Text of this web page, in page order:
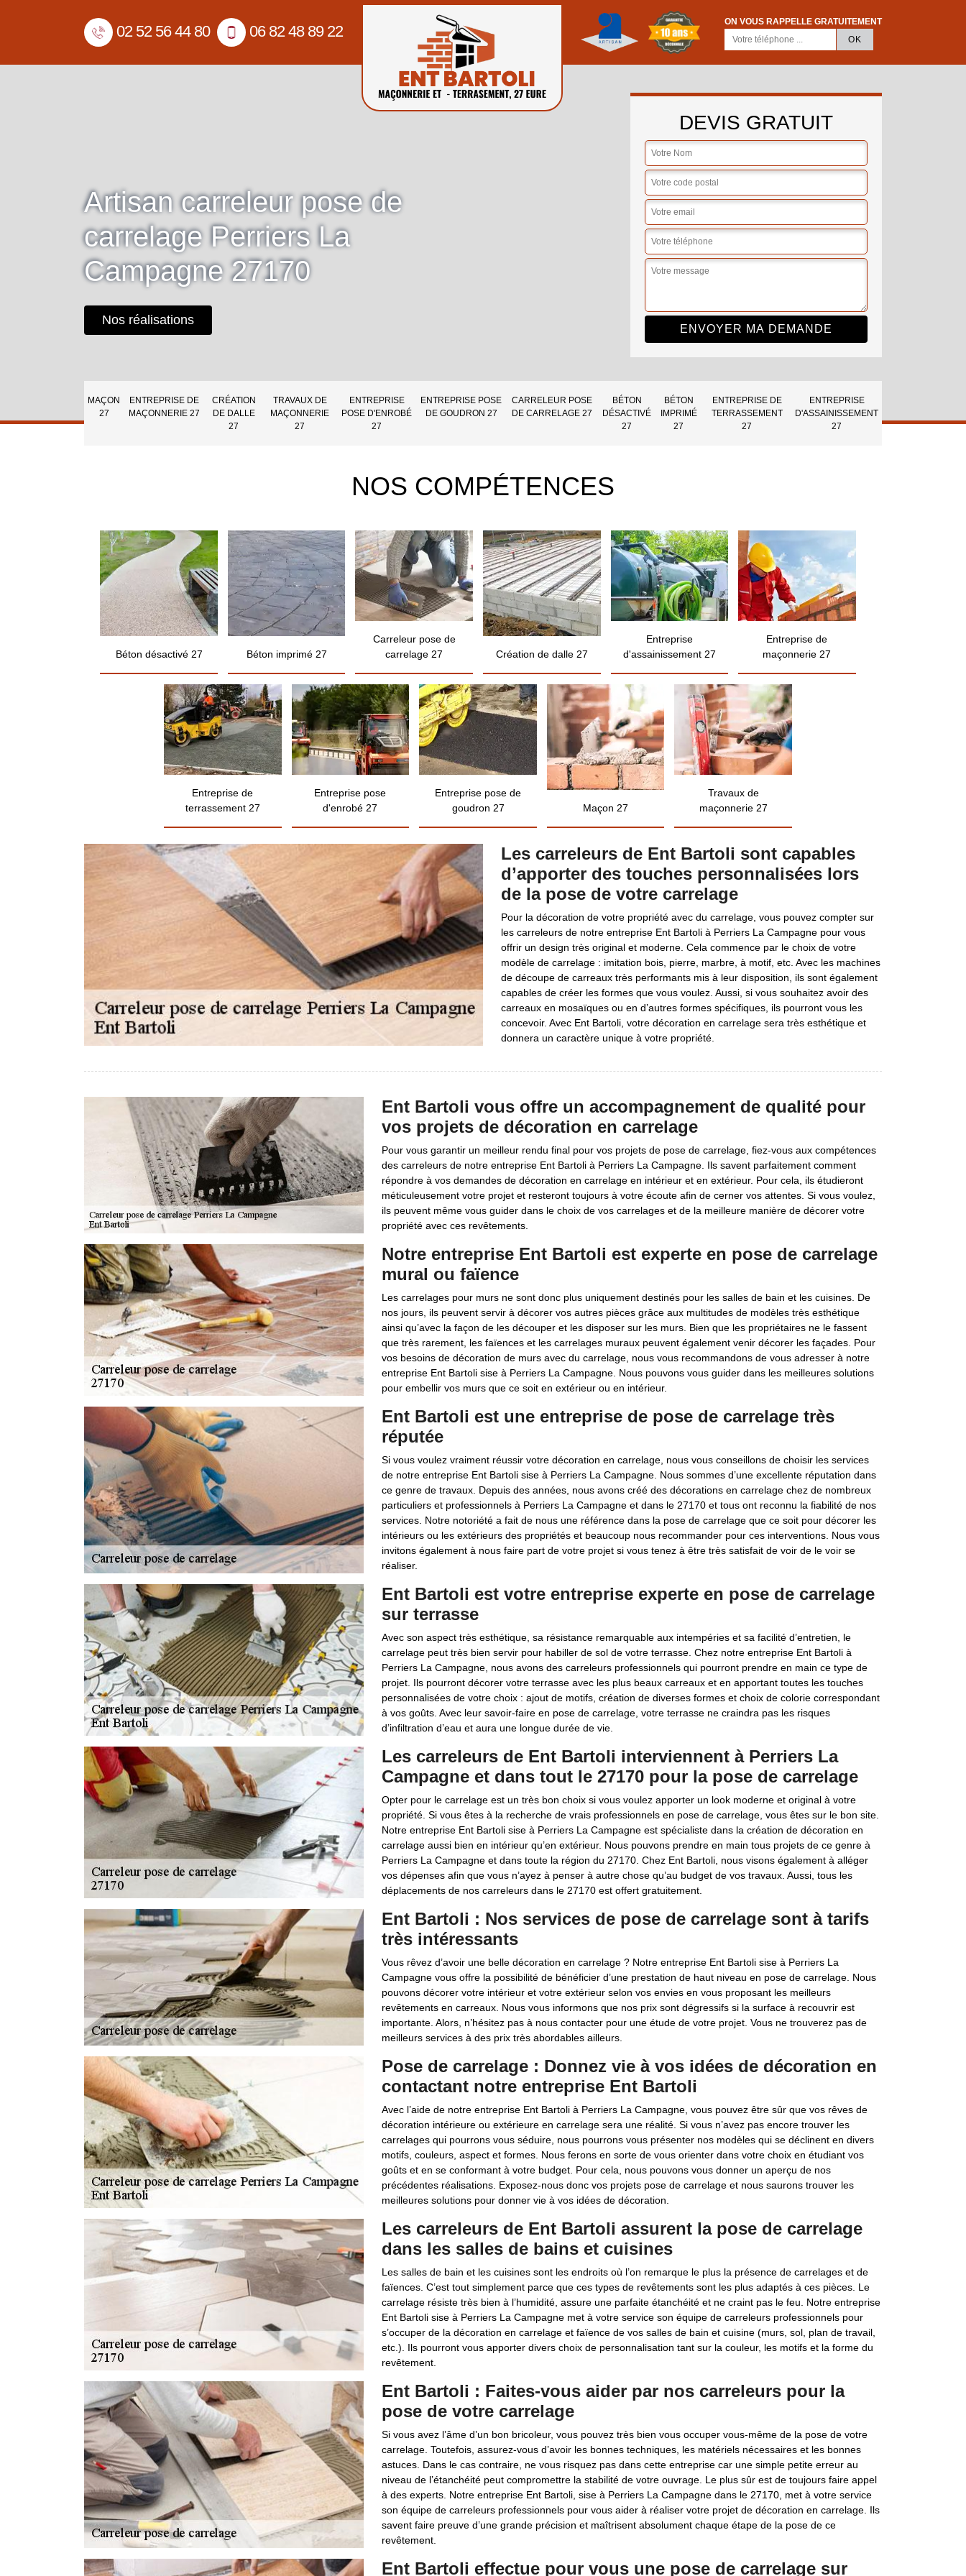
02 52 56 44 80 06 82 48 89 22
ON VOUS RAPPELLE GRATUITEMENT
Artisan carreleur pose de
carrelage Perriers La
Campagne 27170
Nos réalisations
DEVIS GRATUIT
MAÇON
27
ENTREPRISE DE
MAÇONNERIE 27
CRÉATION
DE DALLE
27
TRAVAUX DE
MAÇONNERIE
27
ENTREPRISE
POSE D'ENROBÉ
27
ENTREPRISE POSE
DE GOUDRON 27
CARRELEUR POSE
DE CARRELAGE 27
BÉTON
DÉSACTIVÉ
27
BÉTON
IMPRIMÉ
27
ENTREPRISE DE
TERRASSEMENT
27
ENTREPRISE
D'ASSAINISSEMENT
27
NOS COMPÉTENCES
Béton désactivé 27 Béton imprimé 27
Carreleur pose de
carrelage 27
Création de dalle 27
Entreprise
d'assainissement 27
Entreprise de
maçonnerie 27
Entreprise de
terrassement 27
Entreprise pose
d'enrobé 27
Entreprise pose de
goudron 27
Maçon 27
Travaux de
maçonnerie 27
Les carreleurs de Ent Bartoli sont capables
d’apporter des touches personnalisées lors
de la pose de votre carrelage
Pour la décoration de votre propriété avec du carrelage, vous pouvez compter sur
les carreleurs de notre entreprise Ent Bartoli à Perriers La Campagne pour vous
offrir un design très original et moderne. Cela commence par le choix de votre
modèle de carrelage : imitation bois, pierre, marbre, à motif, etc. Avec les machines
de découpe de carreaux très performants mis à leur disposition, ils sont également
capables de créer les formes que vous voulez. Aussi, si vous souhaitez avoir des
carreaux en mosaïques ou en d’autres formes spécifiques, ils pourront vous les
concevoir. Avec Ent Bartoli, votre décoration en carrelage sera très esthétique et
donnera un caractère unique à votre propriété.
Ent Bartoli vous offre un accompagnement de qualité pour
vos projets de décoration en carrelage
Pour vous garantir un meilleur rendu final pour vos projets de pose de carrelage, fiez-vous aux compétences
des carreleurs de notre entreprise Ent Bartoli à Perriers La Campagne. Ils savent parfaitement comment
répondre à vos demandes de décoration en carrelage en intérieur et en extérieur. Pour cela, ils étudieront
méticuleusement votre projet et resteront toujours à votre écoute afin de cerner vos attentes. Si vous voulez,
ils peuvent même vous guider dans le choix de vos carrelages et de la meilleure manière de décorer votre
propriété avec ces revêtements.
Notre entreprise Ent Bartoli est experte en pose de carrelage
mural ou faïence
Les carrelages pour murs ne sont donc plus uniquement destinés pour les salles de bain et les cuisines. De
nos jours, ils peuvent servir à décorer vos autres pièces grâce aux multitudes de modèles très esthétique
ainsi qu’avec la façon de les découper et les disposer sur les murs. Bien que les propriétaires ne le fassent
que très rarement, les faïences et les carrelages muraux peuvent également venir décorer les façades. Pour
vos besoins de décoration de murs avec du carrelage, nous vous recommandons de vous adresser à notre
entreprise Ent Bartoli sise à Perriers La Campagne. Nous pouvons vous guider dans les meilleures solutions
pour embellir vos murs que ce soit en extérieur ou en intérieur.
Ent Bartoli est une entreprise de pose de carrelage très
réputée
Si vous voulez vraiment réussir votre décoration en carrelage, nous vous conseillons de choisir les services
de notre entreprise Ent Bartoli sise à Perriers La Campagne. Nous sommes d’une excellente réputation dans
ce genre de travaux. Depuis des années, nous avons créé des décorations en carrelage chez de nombreux
particuliers et professionnels à Perriers La Campagne et dans le 27170 et tous ont reconnu la fiabilité de nos
services. Notre notoriété a fait de nous une référence dans la pose de carrelage que ce soit pour décorer les
intérieurs ou les extérieurs des propriétés et beaucoup nous recommander pour ces interventions. Nous vous
invitons également à nous faire part de votre projet si vous tenez à être très satisfait de voir de le voir se
réaliser.
Ent Bartoli est votre entreprise experte en pose de carrelage
sur terrasse
Avec son aspect très esthétique, sa résistance remarquable aux intempéries et sa facilité d’entretien, le
carrelage peut très bien servir pour habiller de sol de votre terrasse. Chez notre entreprise Ent Bartoli à
Perriers La Campagne, nous avons des carreleurs professionnels qui pourront prendre en main ce type de
projet. Ils pourront décorer votre terrasse avec les plus beaux carreaux et en apportant toutes les touches
personnalisées de votre choix : ajout de motifs, création de diverses formes et choix de colorie correspondant
à vos goûts. Avec leur savoir-faire en pose de carrelage, votre terrasse ne craindra pas les risques
d’infiltration d’eau et aura une longue durée de vie.
Les carreleurs de Ent Bartoli interviennent à Perriers La
Campagne et dans tout le 27170 pour la pose de carrelage
Opter pour le carrelage est un très bon choix si vous voulez apporter un look moderne et original à votre
propriété. Si vous êtes à la recherche de vrais professionnels en pose de carrelage, vous êtes sur le bon site.
Notre entreprise Ent Bartoli sise à Perriers La Campagne est spécialiste dans la création de décoration en
carrelage aussi bien en intérieur qu’en extérieur. Nous pouvons prendre en main tous projets de ce genre à
Perriers La Campagne et dans toute la région du 27170. Chez Ent Bartoli, nous visons également à alléger
vos dépenses afin que vous n’ayez à penser à autre chose qu’au budget de vos travaux. Aussi, tous les
déplacements de nos carreleurs dans le 27170 est offert gratuitement.
Ent Bartoli : Nos services de pose de carrelage sont à tarifs
très intéressants
Vous rêvez d’avoir une belle décoration en carrelage ? Notre entreprise Ent Bartoli sise à Perriers La
Campagne vous offre la possibilité de bénéficier d’une prestation de haut niveau en pose de carrelage. Nous
pouvons décorer votre intérieur et votre extérieur selon vos envies en vous proposant les meilleurs
revêtements en carreaux. Nous vous informons que nos prix sont dégressifs si la surface à recouvrir est
importante. Alors, n’hésitez pas à nous contacter pour une étude de votre projet. Vous ne trouverez pas de
meilleurs services à des prix très abordables ailleurs.
Pose de carrelage : Donnez vie à vos idées de décoration en
contactant notre entreprise Ent Bartoli
Avec l’aide de notre entreprise Ent Bartoli à Perriers La Campagne, vous pouvez être sûr que vos rêves de
décoration intérieure ou extérieure en carrelage sera une réalité. Si vous n’avez pas encore trouver les
carrelages qui pourrons vous séduire, nous pourrons vous présenter nos modèles qui se déclinent en divers
motifs, couleurs, aspect et formes. Nous ferons en sorte de vous orienter dans votre choix en étudiant vos
goûts et en se conformant à votre budget. Pour cela, nous pouvons vous donner un aperçu de nos
précédentes réalisations. Exposez-nous donc vos projets pose de carrelage et nous saurons trouver les
meilleures solutions pour donner vie à vos idées de décoration.
Les carreleurs de Ent Bartoli assurent la pose de carrelage
dans les salles de bains et cuisines
Les salles de bain et les cuisines sont les endroits où l’on remarque le plus la présence de carrelages et de
faïences. C’est tout simplement parce que ces types de revêtements sont les plus adaptés à ces pièces. Le
carrelage résiste très bien à l’humidité, assure une parfaite étanchéité et ne craint pas le feu. Notre entreprise
Ent Bartoli sise à Perriers La Campagne met à votre service son équipe de carreleurs professionnels pour
s’occuper de la décoration en carrelage et faïence de vos salles de bain et cuisine (murs, sol, plan de travail,
etc.). Ils pourront vous apporter divers choix de personnalisation tant sur la couleur, les motifs et la forme du
revêtement.
Ent Bartoli : Faites-vous aider par nos carreleurs pour la
pose de votre carrelage
Si vous avez l’âme d’un bon bricoleur, vous pouvez très bien vous occuper vous-même de la pose de votre
carrelage. Toutefois, assurez-vous d’avoir les bonnes techniques, les matériels nécessaires et les bonnes
astuces. Dans le cas contraire, ne vous risquez pas dans cette entreprise car une simple petite erreur au
niveau de l’étanchéité peut compromettre la stabilité de votre ouvrage. Le plus sûr est de toujours faire appel
à des experts. Notre entreprise Ent Bartoli, sise à Perriers La Campagne dans le 27170, met à votre service
son équipe de carreleurs professionnels pour vous aider à réaliser votre projet de décoration en carrelage. Ils
savent faire preuve d’une grande précision et maîtrisent absolument chaque étape de la pose de ce
revêtement.
Ent Bartoli effectue pour vous une pose de carrelage sur